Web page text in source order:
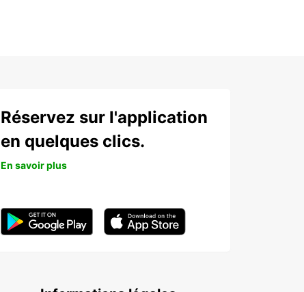
Réservez sur l'application
en quelques clics.
En savoir plus